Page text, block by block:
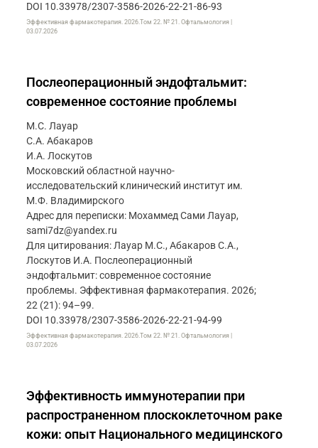
DOI 10.33978/2307-3586-2026-22-21-86-93
Эффективная фармакотерапия. 2026.Том 22. № 21. Офтальмология |
03.07.2026
Послеоперационный эндофтальмит:
современное состояние проблемы
М.С. Лауар
С.А. Абакаров
И.А. Лоскутов
Московский областной научно-
исследовательский клинический институт им.
М.Ф. Владимирского
Адрес для переписки: Мохаммед Сами Лауар,
sami7dz@yandex.ru
Для цитирования: Лауар М.С., Абакаров С.А.,
Лоскутов И.А. Послеоперационный
эндофтальмит: современное состояние
проблемы. Эффективная фармакотерапия. 2026;
22 (21): 94–99.
DOI 10.33978/2307-3586-2026-22-21-94-99
Эффективная фармакотерапия. 2026.Том 22. № 21. Офтальмология |
03.07.2026
Эффективность иммунотерапии при
распространенном плоскоклеточном раке
кожи: опыт Национального медицинского